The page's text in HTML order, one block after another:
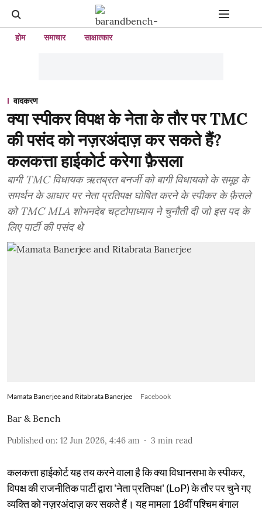
होम समाचार साक्षात्कार
वादकरण
क्या स्पीकर विपक्ष के नेता के तौर पर TMC
की पसंद को नज़रअंदाज़ कर सकते हैं?
कलकत्ता हाईकोर्ट करेगा फ़ैसला
बागी TMC विधायक ऋतब्रत बनर्जी को बागी विधायको के समूह के
समर्थन के आधार पर नेता प्रतिपक्ष घोषित करने के स्पीकर के फ़ैसले
को TMC MLA शोभनदेब चट्टोपाध्याय ने चुनौती दी जो इस पद के
लिए पार्टी की पसंद थे
Mamata Banerjee and Ritabrata Banerjee Facebook
Bar & Bench
Published on: 12 Jun 2026, 4:46 am 3 min read
कलकत्ता हाईकोर्ट यह तय करने वाला है कि क्या विधानसभा के स्पीकर,
विपक्ष की राजनीतिक पार्टी द्वारा 'नेता प्रतिपक्ष' (LoP) के तौर पर चुने गए
व्यक्ति को नज़रअंदाज़ कर सकते हैं। यह मामला 18वीं पश्चिम बंगाल